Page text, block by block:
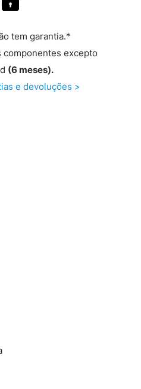
tem garantia.*
componentes excepto
(6 meses).
e devoluções >